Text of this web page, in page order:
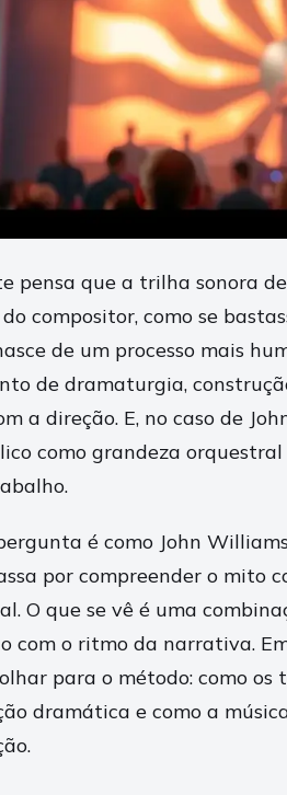
pensa que a trilha sonora
compositor, como se
de um processo mais
de dramaturgia,
a direção. E, no caso de
como grandeza
é como John
por compreender o mito
O que se vê é uma
com o ritmo da narrativa.
para o método: como os
dramática e como a